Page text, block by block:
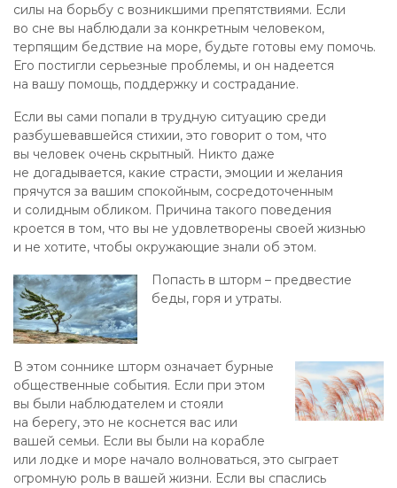
силы на борьбу с возникшими препятствиями. Если
во сне вы наблюдали за конкретным человеком,
терпящим бедствие на море, будьте готовы ему помочь.
Его постигли серьезные проблемы, и он надеется
на вашу помощь, поддержку и сострадание.
Если вы сами попали в трудную ситуацию среди
разбушевавшейся стихии, это говорит о том, что
вы человек очень скрытный. Никто даже
не догадывается, какие страсти, эмоции и желания
прячутся за вашим спокойным, сосредоточенным
и солидным обликом. Причина такого поведения
кроется в том, что вы не удовлетворены своей жизнью
и не хотите, чтобы окружающие знали об этом.
Попасть в шторм – предвестие
беды, горя и утраты.
В этом соннике шторм означает бурные
общественные события. Если при этом
вы были наблюдателем и стояли
на берегу, это не коснется вас или
вашей семьи. Если вы были на корабле
или лодке и море начало волноваться, это сыграет
огромную роль в вашей жизни. Если вы спаслись